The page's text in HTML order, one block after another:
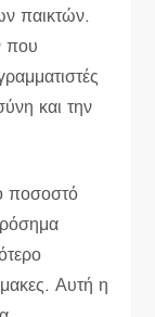
παικτών.
που
και την
ποσοστό
Αυτή η